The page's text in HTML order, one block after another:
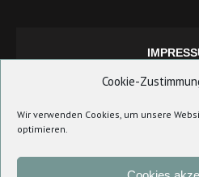
Cookie-
Wir verwenden Cookies, um unsere
optimieren.